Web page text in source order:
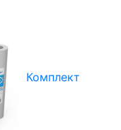
Комплект